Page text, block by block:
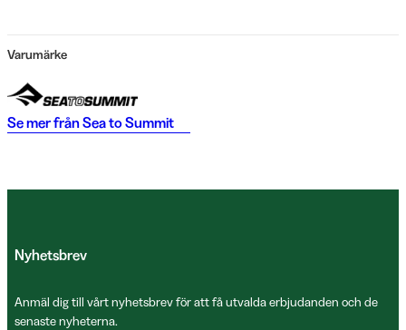
Varumärke
Se mer frånSea to Summit
Nyhetsbrev
Anmäl dig till vårt nyhetsbrev för att få utvalda erbjudanden och de
senaste nyheterna.